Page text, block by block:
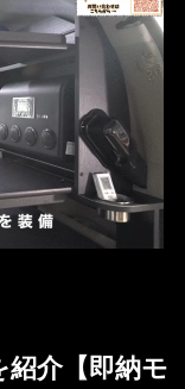
介【即納モ